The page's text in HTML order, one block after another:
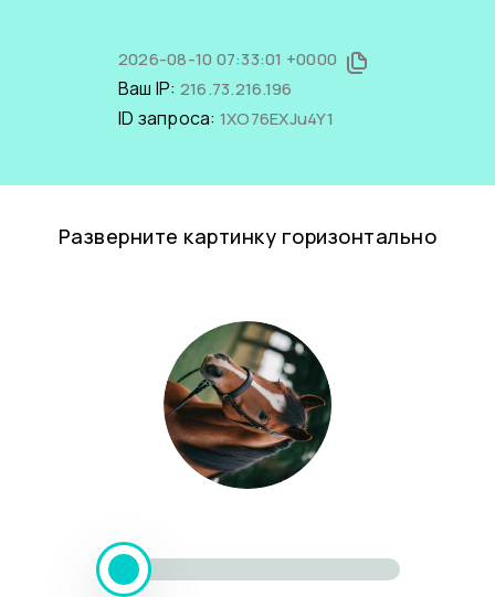
2026-08-10 07:33:01 +0000
Ваш IP: 216.73.216.196
ID запроса: 1XO76EXJu4Y1
Разверните картинку горизонтально